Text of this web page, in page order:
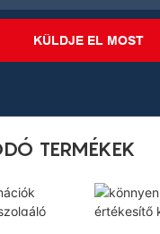
KÜLDJE EL MOST
TERMÉKEK